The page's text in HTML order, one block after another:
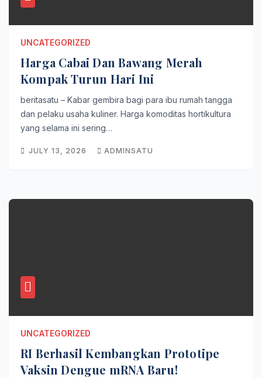
UNCATEGORIZED
Harga Cabai Dan Bawang Merah
Kompak Turun Hari Ini
beritasatu – Kabar gembira bagi para ibu rumah tangga
dan pelaku usaha kuliner. Harga komoditas hortikultura
yang selama ini sering…
JULY 13, 2026 ADMINSATU
UNCATEGORIZED
RI Berhasil Kembangkan Prototipe
Vaksin Dengue mRNA Baru!